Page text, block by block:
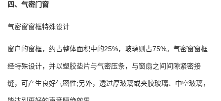
四、气密门窗
气密窗窗框特殊设计
窗户的窗框，约占整体面积中的25%，玻璃则占75%。气密窗窗框
经特殊设计，并以塑胶垫片与气密压条，与窗扇之间间隙紧密接
缝，可产生良好气密性;另外，透过厚玻璃或夹胶玻璃、中空玻璃，